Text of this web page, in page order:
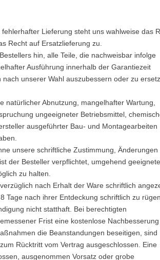
Lieferung steht uns wahlweise das
Recht auf Ersatzlieferung zu.
hin, alle Teile, die nachweisbar infolge
Ausführung innerhalb der Garantiezeit
unserer Wahl auszubessern oder zu
Abnutzung, mangelhafter Wartung,
ungeeigneter Betriebsmittel,
ausgeführter Bau- und Montagearbeiten
unsere schriftliche Zustimmung, Änderungen
der Besteller verpflichtet, umgehend geeignete
zu halten.
nach Erhalt der Ware schriftlich
Tage nach ihrer Entdeckung schriftlich zu rügen.
nicht statthaft. Bei berechtigten
Frist eine kostenlose Nachbesserung
die Beanstandungen beseitigen, sind
Rücktritt vom Vertrag ausgeschlossen. Eine
ausgenommen Vorsatz oder grobe